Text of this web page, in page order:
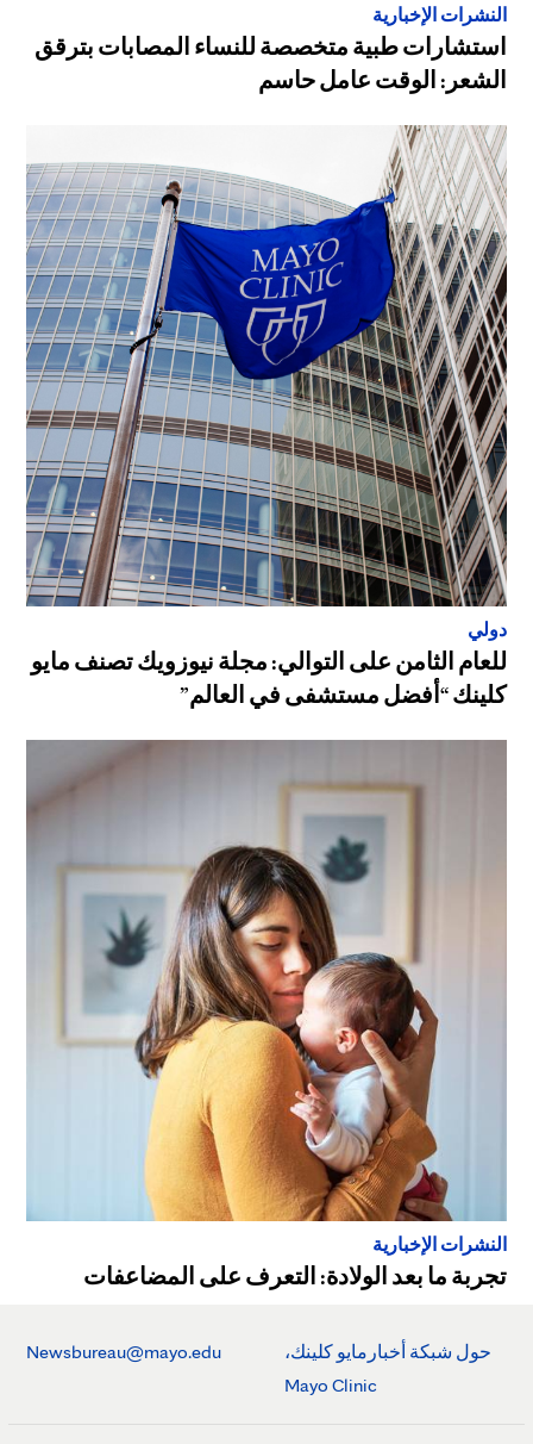
النشرات الإخبارية
استشارات طبية متخصصة للنساء المصابات بترقق
الشعر: الوقت عامل حاسم
دولي
للعام الثامن على التوالي: مجلة نيوزويك تصنف مايو
كلينك “أفضل مستشفى في العالم”
النشرات الإخبارية
تجربة ما بعد الولادة: التعرف على المضاعفات
حول شبكة أخبارمايو كلينك،
Mayo Clinic
Newsbureau@mayo.edu